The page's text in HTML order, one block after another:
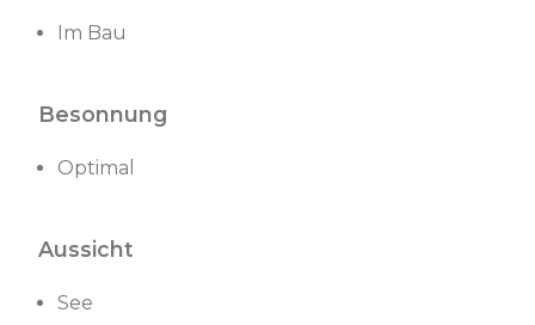
Im Bau
Besonnung
Optimal
Aussicht
See